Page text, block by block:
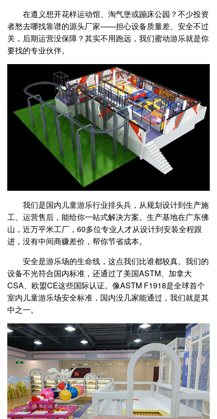
在遵义想开花样运动馆、淘气堡或蹦床公园？不少投资
者愁去哪找靠谱的源头厂家——担心设备质量差、安全不过
关，后期运营没保障？其实不用跑远，我们蜜动游乐就是你
要找的专业伙伴。
我们是国内儿童游乐行业排头兵，从规划设计到生产施
工、运营售后，能给你一站式解决方案。生产基地在广东佛
山，近万平米工厂，60多位专业人才从设计到安装全程跟
进，没有中间商赚差价，帮你节省成本。
安全是游乐场的生命线，这点我们比谁都较真。我们的
设备不光符合国内标准，还通过了美国ASTM、加拿大
CSA、欧盟CE这些国际认证。像ASTM F1918是全球首个
室内儿童游乐场安全标准，国内没几家能通过，我们就是其
中之一。